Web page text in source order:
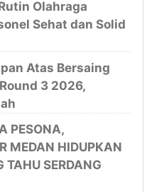
Olahraga
Sehat dan Solid
Atas Bersaing
3 2026,
PESONA,
MEDAN HIDUPKAN
TAHU SERDANG